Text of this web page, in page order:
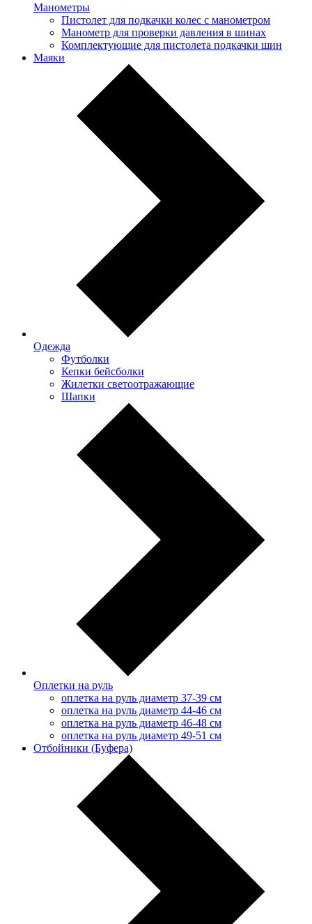
Манометры
Пистолет для подкачки колес с манометром
Манометр для проверки давления в шинах
Комплектующие для пистолета подкачки шин
Маяки
Одежда
Футболки
Кепки бейсболки
Жилетки светоотражающие
Шапки
Оплетки на руль
оплетка на руль диаметр 37-39 см
оплетка на руль диаметр 44-46 см
оплетка на руль диаметр 46-48 см
оплетка на руль диаметр 49-51 см
Отбойники (Буфера)